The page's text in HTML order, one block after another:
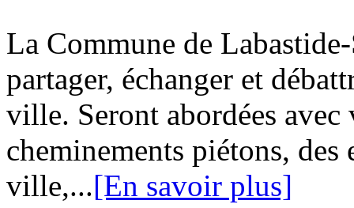
La Commune de
partager, échanger et
ville. Seront abordées avec
cheminements piétons, des
ville,...[En savoir plus]